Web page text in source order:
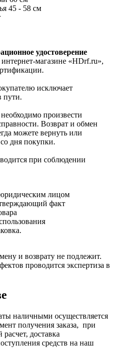
45 - 58 см
удостоверение
магазине «HDrf.ru»,
исключает
пути.
произвести
Возврат и обмен
можете вернуть или
дня покупки.
при соблюдении
юридическим лицом
факт
и возврату не подлежит.
проводится экспертиза в
наличными осуществляется
получения заказа, при
доставка
средств на наш